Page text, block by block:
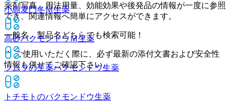
小島麦門冬Ｍ生薬
高砂バクモンドウＭ生薬
ツムラの生薬バクモンドウ生薬
トチモトのバクモンドウ生薬
薬剤写真、用法用量、効能効果や後発品の情報が一度に参照
でき、関連情報へ簡単にアクセスができます。
一般名、製品名どちらでも検索可能！
※ ご使用いただく際に、必ず最新の添付文書および安全性
情報も併せてご確認下さい。